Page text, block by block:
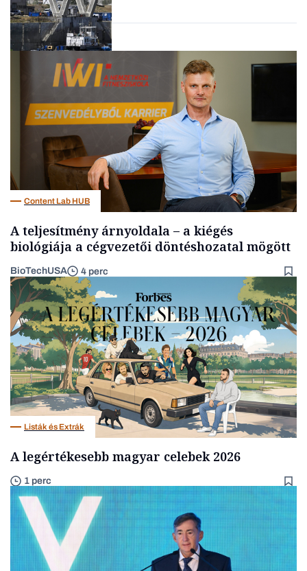
Content Lab HUB
A teljesítmény árnyoldala – a kiégés
biológiája a cégvezetői döntéshozatal mögött
BioTechUSA 4 perc
Listák és Extrák
A legértékesebb magyar celebek 2026
1 perc